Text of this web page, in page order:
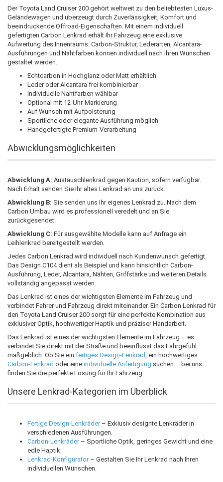
Der Toyota Land Cruiser 200 gehört weltweit zu den beliebtesten Luxus-
Geländewagen und überzeugt durch Zuverlässigkeit, Komfort und
beeindruckende Offroad-Eigenschaften. Mit einem individuell
gefertigten Carbon Lenkrad erhält Ihr Fahrzeug eine exklusive
Aufwertung des Innenraums. Carbon-Struktur, Lederarten, Alcantara-
Ausführungen und Nahtfarben können individuell nach Ihren Wünschen
gestaltet werden.
Echtcarbon in Hochglanz oder Matt erhältlich
Leder oder Alcantara frei kombinierbar
Individuelle Nahtfarben wählbar
Optional mit 12-Uhr-Markierung
Auf Wunsch mit Aufpolsterung
Sportliche oder elegante Ausführung möglich
Handgefertigte Premium-Verarbeitung
Abwicklungsmöglichkeiten
Abwicklung A: Austauschlenkrad gegen Kaution, sofern verfügbar.
Nach Erhalt senden Sie Ihr altes Lenkrad an uns zurück.
Abwicklung B: Sie senden uns Ihr eigenes Lenkrad zu. Nach dem
Carbon Umbau wird es professionell veredelt und an Sie
zurückgesendet.
Abwicklung C: Für ausgewählte Modelle kann auf Anfrage ein
Leihlenkrad bereitgestellt werden.
Jedes Carbon Lenkrad wird individuell nach Kundenwunsch gefertigt.
Das Design C104 dient als Beispiel und kann hinsichtlich Carbon-
Ausführung, Leder, Alcantara, Nähten, Griffstärke und weiteren Details
vollständig angepasst werden.
Das Lenkrad ist eines der wichtigsten Elemente im Fahrzeug und
verbindet Fahrer und Fahrzeug direkt miteinander. Ein Carbon Lenkrad für
den Toyota Land Cruiser 200 sorgt für eine perfekte Kombination aus
exklusiver Optik, hochwertiger Haptik und präziser Handarbeit.
Das Lenkrad ist eines der wichtigsten Elemente im Fahrzeug – es
verbindet Sie direkt mit der Straße und beeinflusst das Fahrgefühl
maßgeblich. Ob Sie ein fertiges Design-Lenkrad , ein hochwertiges
Carbon-Lenkrad oder eine individuelle Anfertigung suchen – bei uns
finden Sie die perfekte Lösung für Ihr Fahrzeug.
Unsere Lenkrad-Kategorien im Überblick
Fertige Design-Lenkräder– Exklusiv designte Lenkräder in
verschiedenen Ausführungen.
Carbon-Lenkräder– Sportliche Optik, geringes Gewicht und eine
edle Haptik.
Lenkrad-Konfigurator– Gestalten Sie Ihr Lenkrad nach Ihren
individuellen Wünschen.